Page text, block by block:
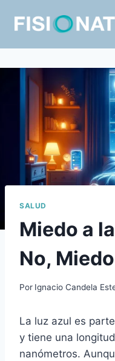
SALUD
Miedo a
No,
Por Ignacio Candela
La luz azul es
y tiene una
nanómetros.